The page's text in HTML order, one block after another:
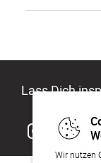
Wir nutzen
Lass Dich